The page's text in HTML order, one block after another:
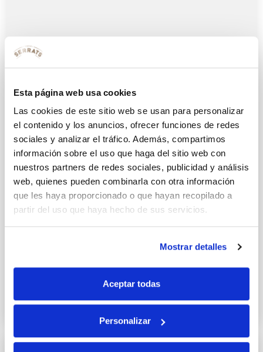
Esta página web usa cookies
Las cookies de este sitio web se usan para personalizar
el contenido y los anuncios, ofrecer funciones de redes
sociales y analizar el tráfico. Además, compartimos
información sobre el uso que haga del sitio web con
nuestros partners de redes sociales, publicidad y análisis
web, quienes pueden combinarla con otra información
que les haya proporcionado o que hayan recopilado a
partir del uso que haya hecho de sus servicios.
Mostrar detalles
Aceptar todas
Personalizar
de Bonito con tomate con vuestras
frases